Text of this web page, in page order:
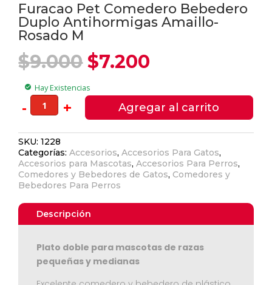
Ver Carrito
Seguir Comprando
Furacao Pet Comedero Bebedero
Duplo Antihormigas Amaillo-
Rosado M
$9.000 El
precio
original
era:
$9.000.
$7.200
es:
$7.200.
check_circle Hay Existencias
- Furacao
Pet
Bebedero
Duplo
Antihormigas
Amaillo-
M
cantidad
+ Agregar al carrito
SKU:1228
Categorías:Accesorios,Accesorios Para Gatos,
Accesorios para Mascotas,Accesorios Para Perros,
Comedores y Bebedores de Gatos, Comedores y
Bebedores Para Perros
Descripción
Plato doble para mascotas de razas
pequeñas y medianas